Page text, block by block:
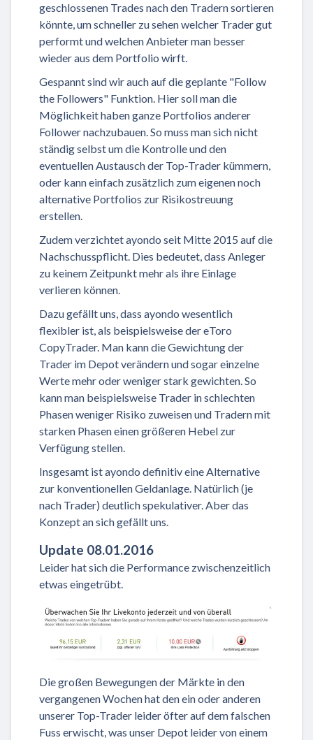
geschlossenen Trades nach den Tradern sortieren
könnte, um schneller zu sehen welcher Trader gut
performt und welchen Anbieter man besser
wieder aus dem Portfolio wirft.
Gespannt sind wir auch auf die geplante "Follow
the Followers" Funktion. Hier soll man die
Möglichkeit haben ganze Portfolios anderer
Follower nachzubauen. So muss man sich nicht
ständig selbst um die Kontrolle und den
eventuellen Austausch der Top-Trader kümmern,
oder kann einfach zusätzlich zum eigenen noch
alternative Portfolios zur Risikostreuung
erstellen.
Zudem verzichtet ayondo seit Mitte 2015 auf die
Nachschusspflicht. Dies bedeutet, dass Anleger
zu keinem Zeitpunkt mehr als ihre Einlage
verlieren können.
Dazu gefällt uns, dass ayondo wesentlich
flexibler ist, als beispielsweise der eToro
CopyTrader. Man kann die Gewichtung der
Trader im Depot verändern und sogar einzelne
Werte mehr oder weniger stark gewichten. So
kann man beispielsweise Trader in schlechten
Phasen weniger Risiko zuweisen und Tradern mit
starken Phasen einen größeren Hebel zur
Verfügung stellen.
Insgesamt ist ayondo definitiv eine Alternative
zur konventionellen Geldanlage. Natürlich (je
nach Trader) deutlich spekulativer. Aber das
Konzept an sich gefällt uns.
Update 08.01.2016
Leider hat sich die Performance zwischenzeitlich
etwas eingetrübt.
Die großen Bewegungen der Märkte in den
vergangenen Wochen hat den ein oder anderen
unserer Top-Trader leider öfter auf dem falschen
Fuss erwischt, was unser Depot leider von einem